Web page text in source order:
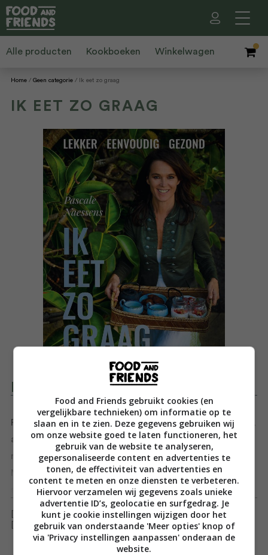
Alle producten Kookboeken Winkelwagen
Home Geen categorie Ik eet zo graag
IK EET ZO GRAAG
Productomschrijving
Pascale inspireert als geen ander met haar eenvoudige,
aantrekkelijke recepten. Haar boeken worden steeds
mooier, zijn telkens anders en toch heel herkenbaar.
Met de uitdagende titel Ik eet zo graag brengt ze een
statement: gezond eten is lekker. Het betekent ook
graag eten, zelfs veel eten en volop genieten. In de
kookfilosofie van Pascale gaat het niet om wat je niet
mag eten. Het gaat om graag eten en kunnen
Toon meer
[ywfbt_form product_id="35267"]
[recently_viewed_products]
Food and Friends gebruikt cookies (en
vergelijkbare technieken) om informatie op te
slaan en in te zien. Deze gegevens gebruiken wij
om onze website goed te laten functioneren, het
gebruik van de website te analyseren,
gepersonaliseerde content en advertenties te
tonen, de effectiviteit van advertenties en
content te meten en onze diensten te verbeteren.
Hiervoor verzamelen wij gegevens zoals unieke
advertentie ID’s, geolocatie en surfgedrag. Je
kunt je cookie instellingen wijzigen door het
gebruik van onderstaande 'Meer opties' knop of
via 'Privacy instellingen aanpassen' onderaan de
website.